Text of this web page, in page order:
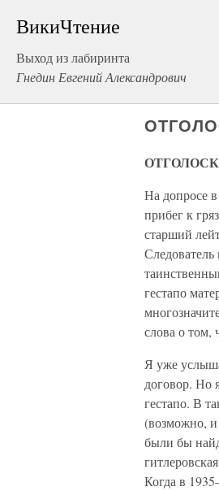
ВикиЧтение
Выход из лабиринта
Гнедин Евгений Александрович
На допросе
прибег к
старший
гестапо
слова о том,
Я уже
договор. Но
гестапо. В
(возможно, и
были бы
Когда в